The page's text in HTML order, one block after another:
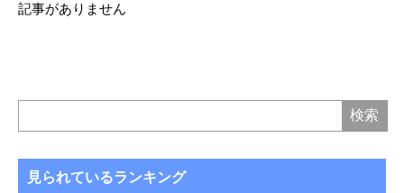
記事がありません
見られているランキング